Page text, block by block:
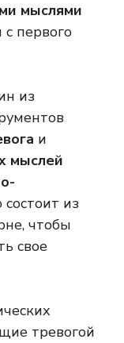
мыслями
первого
из
и
мыслей
состоит из
чтобы
свое
тревогой